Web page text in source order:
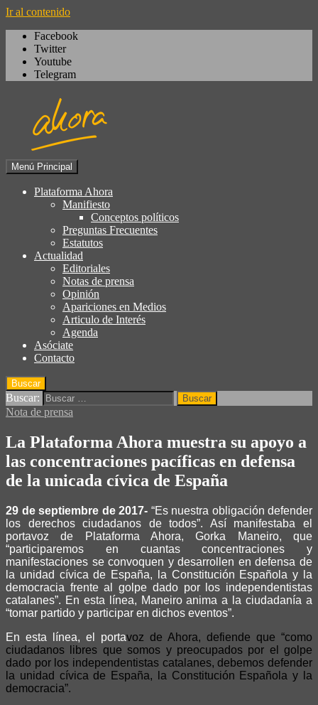
Ir al contenido
Facebook
Twitter
Youtube
Telegram
Plataforma Ahora
socialdemocracia, regeneración,
ciudadanía, laicismo, europeísmo
Menú Principal
Plataforma Ahora
Manifiesto
Conceptos políticos
Preguntas Frecuentes
Estatutos
Actualidad
Editoriales
Notas de prensa
Opinión
Apariciones en Medios
Articulo de Interés
Agenda
Asóciate
Contacto
Buscar
Buscar:
Nota de prensa
La Plataforma Ahora muestra su apoyo a
las concentraciones pacíficas en defensa
de la unicada cívica de España
29 de septiembre de 2017- “Es nuestra obligación defender
los derechos ciudadanos de todos”. Así manifestaba el
portavoz de Plataforma Ahora, Gorka Maneiro, que
“participaremos en cuantas concentraciones y
manifestaciones se convoquen y desarrollen en defensa de
la unidad cívica de España, la Constitución Española y la
democracia frente al golpe dado por los independentistas
catalanes”. En esta línea, Maneiro anima a la ciudadanía a
“tomar partido y participar en dichos eventos”.
En esta línea, el portavoz de Ahora, defiende que “como
ciudadanos libres que somos y preocupados por el golpe
dado por los independentistas catalanes, debemos defender
la unidad cívica de España, la Constitución Española y la
democracia”.